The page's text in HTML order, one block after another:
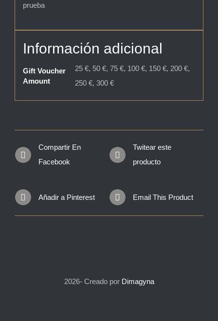
prueba
Información adicional
Gift Voucher
Amount
25 €, 50 €, 75 €, 100 €, 150 €, 200 €,
250 €, 300 €
Compartir En
Facebook
Twitear este
producto
Añadir a Pinterest Email This Product
2026- Creado por Dimagyna